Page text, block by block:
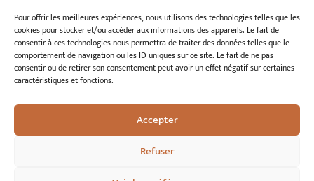
Pour offrir les meilleures expériences, nous utilisons des technologies telles que les
cookies pour stocker et/ou accéder aux informations des appareils. Le fait de
consentir à ces technologies nous permettra de traiter des données telles que le
comportement de navigation ou les ID uniques sur ce site. Le fait de ne pas
consentir ou de retirer son consentement peut avoir un effet négatif sur certaines
caractéristiques et fonctions.
Accepter
Refuser
Publications et ouvrages
Archives patrimoniales
Bretania
Adhérer à l’association
Politique de
confidentialité
Politique de cookies
Mentions légales
Espace éditeur